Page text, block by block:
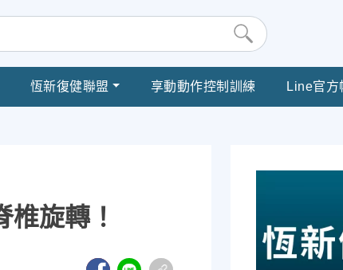
恆新復健聯盟 享動動作控制訓練 Line官方
椎旋轉！